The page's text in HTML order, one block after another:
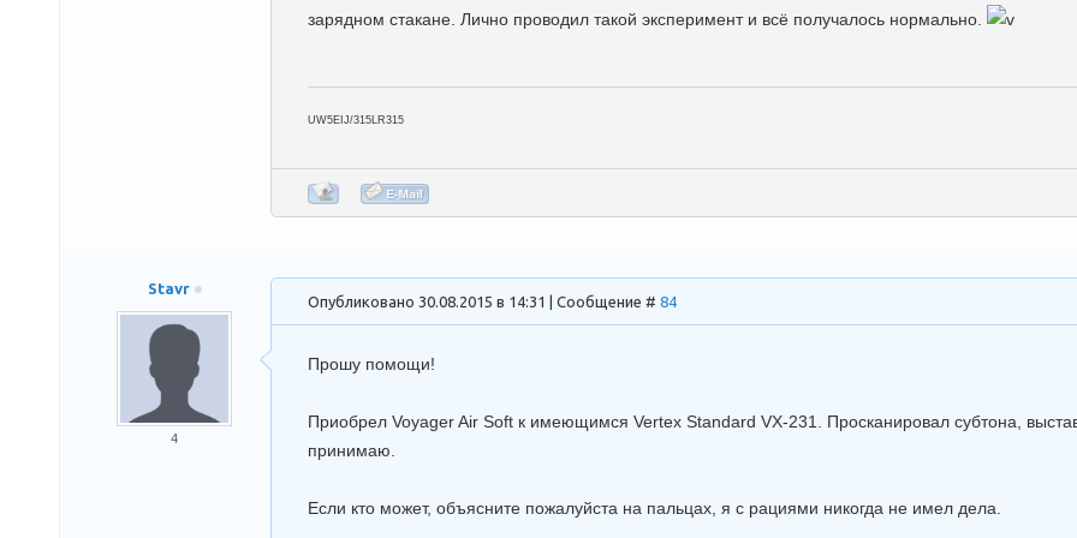
зарядном стакане. Лично проводил такой эксперимент и всё получалось нормально.
UW5EIJ/315LR315
Stavr
4
Опубликовано 30.08.2015 в 14:31 | Сообщение # 84
Прошу помощи!
Приобрел Voyager Air Soft к имеющимся Vertex Standard VX-231. Просканировал субтона,
принимаю.
Если кто может, объясните пожалуйста на пальцах, я с рациями никогда не имел дела.